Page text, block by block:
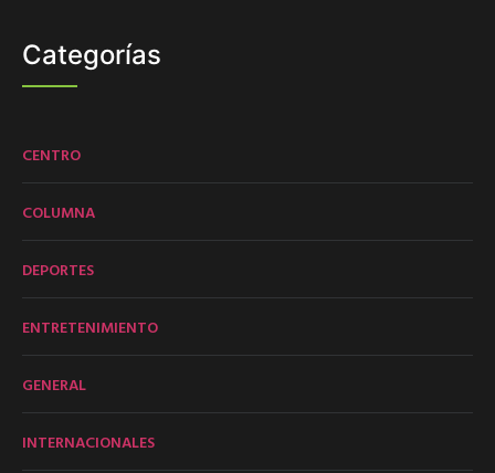
Categorías
CENTRO
COLUMNA
DEPORTES
ENTRETENIMIENTO
GENERAL
INTERNACIONALES